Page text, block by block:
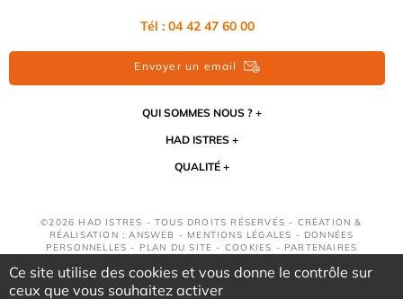
Tél : 04 42 47 60 00
Envoyer un email
QUI SOMMES NOUS ?
HAD ISTRES
QUALITÉ
©2026 HAD ISTRES - TOUS DROITS RÉSERVÉS - CRÉATION &
RÉALISATION : ANSWEB - MENTIONS LÉGALES - DONNÉES
PERSONNELLES - PLAN DU SITE - COOKIES - PARTENAIRES
Ce site utilise des cookies et vous donne le contrôle sur
ceux que vous souhaitez activer